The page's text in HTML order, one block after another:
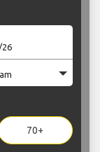
70+